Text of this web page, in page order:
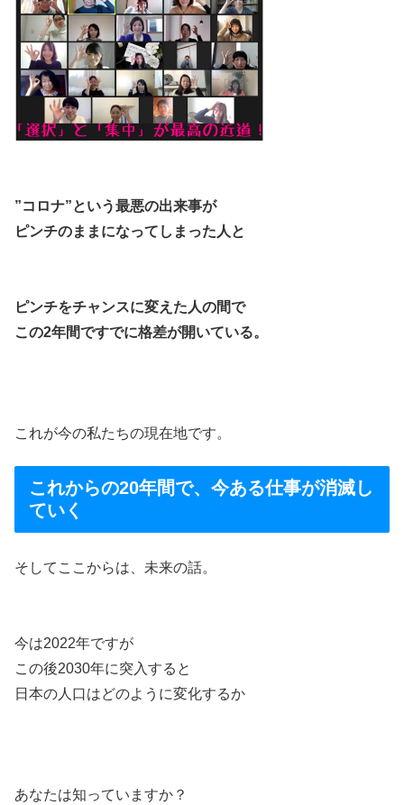
”コロナ”という最悪の出来事が
ピンチのままになってしまった人と
ピンチをチャンスに変えた人の間で
この2年間ですでに格差が開いている。
これが今の私たちの現在地です。
これからの20年間で、今ある仕事が消滅し
ていく
そしてここからは、未来の話。
今は2022年ですが
この後2030年に突入すると
日本の人口はどのように変化するか
あなたは知っていますか？